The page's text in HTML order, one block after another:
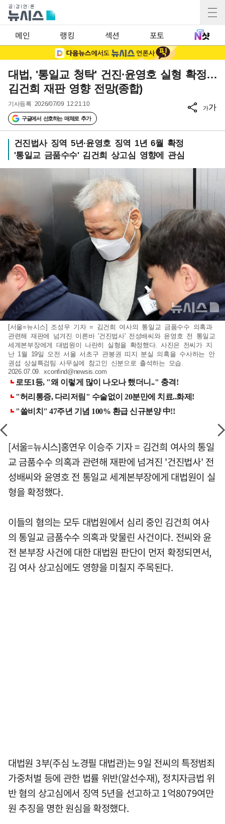
메인 랭킹 섹션 포토
대법, '통일교 청탁' 건진·윤영호 실형 확정…
김건희 재판 영향 전망(종합)
기사등록 2026/07/09 12:21:10
구글에서 선호하는 매체로 추가
가가
건진법사 징역 5년·윤영호 징역 1년 6월 확정
'통일교 금품수수' 김건희 상고심 영향에 관심
[서울=뉴시스] 조성우 기자 = 김건희 여사의 통일교 금품수수 의혹과
관련해 재판에 넘겨진 이른바 '건진법사' 전성배씨와 윤영호 전 통일교
세계본부장에게 대법원이 나란히 실형을 확정했다. 사진은 전씨가 지
난 1월 19일 오전 서울 서초구 관봉권 띠지 분실 의혹을 수사하는 안
권섭 상설특검팀 사무실에 참고인 신분으로 출석하는 모습.
2026.07.09.xconfind@newsis.com
[서울=뉴시스]홍연우 이승주 기자 = 김건희 여사의 통일
교 금품수수 의혹과 관련해 재판에 넘겨진 '건진법사' 전
성배씨와 윤영호 전 통일교 세계본부장에게 대법원이 실
형을 확정했다.
이들의 혐의는 모두 대법원에서 심리 중인 김건희 여사
의 통일교 금품수수 의혹과 맞물린 사건이다. 전씨와 윤
전 본부장 사건에 대한 대법원 판단이 먼저 확정되면서,
김 여사 상고심에도 영향을 미칠지 주목된다.
대법원 3부(주심 노경필 대법관)는 9일 전씨의 특정범죄
가중처벌 등에 관한 법률 위반(알선수재), 정치자금법 위
반 혐의 상고심에서 징역 5년을 선고하고 1억8079여만
원 추징을 명한 원심을 확정했다.